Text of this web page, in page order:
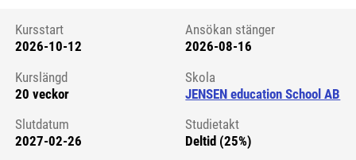
Kursstart 6084172
Kursstart
2026-10-12
Ansökan stänger
2026-08-16
Kurslängd
20 veckor
Skola
JENSEN education School AB
Slutdatum
2027-02-26
Studietakt
Deltid (25%)